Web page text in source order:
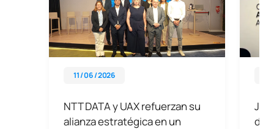
11 / 06 / 2026
NTT DATA y UAX refuerzan su
alianza estratégica en un
del